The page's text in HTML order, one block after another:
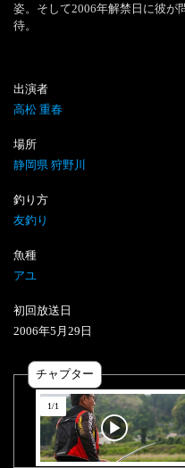
姿。そして2006年解禁日に彼
待。
出演者
高松 重春
場所
静岡県 狩野川
釣り方
友釣り
魚種
アユ
初回放送日
2006年5 月 29 日
チャプター
1/1